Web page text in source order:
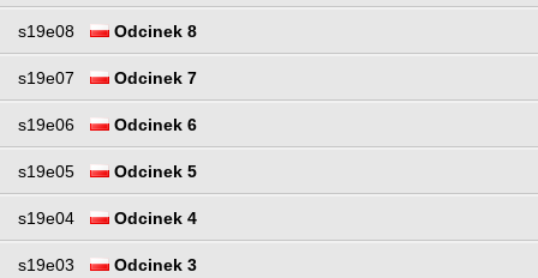
s19e08 Odcinek 8
s19e07 Odcinek 7
s19e06 Odcinek 6
s19e05 Odcinek 5
s19e04 Odcinek 4
s19e03 Odcinek 3